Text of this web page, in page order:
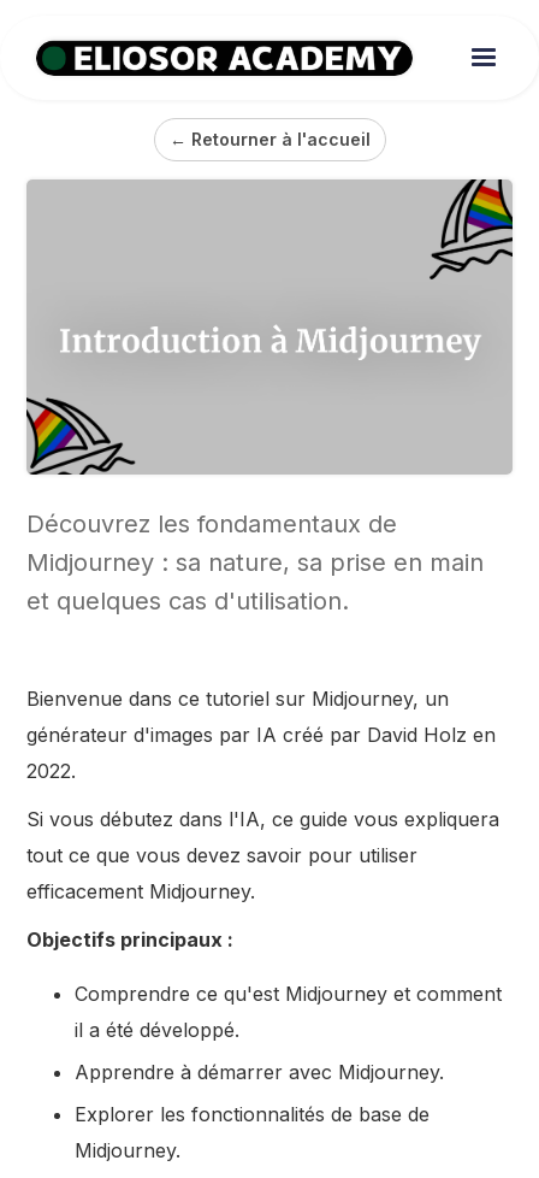
← Retourner à l'accueil
Découvrez les fondamentaux de
Midjourney : sa nature, sa prise en main
et quelques cas d'utilisation.
Bienvenue dans ce tutoriel sur Midjourney, un
générateur d'images par IA créé par David Holz en
2022.
Si vous débutez dans l'IA, ce guide vous expliquera
tout ce que vous devez savoir pour utiliser
efficacement Midjourney.
Objectifs principaux :
Comprendre ce qu'est Midjourney et comment
il a été développé.
Apprendre à démarrer avec Midjourney.
Explorer les fonctionnalités de base de
Midjourney.